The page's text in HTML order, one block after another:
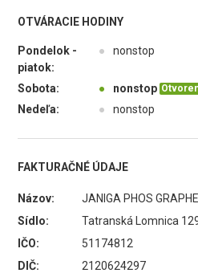
OTVÁRACIE HODINY
Pondelok -
piatok:
● nonstop
Sobota: ● nonstop
Nedeľa: ● nonstop
FAKTURAČNÉ ÚDAJE
Názov:
JANIGA PHOS
Sídlo:
Tatranská Lomnica
IČO:
51174812
DIČ:
2120624297